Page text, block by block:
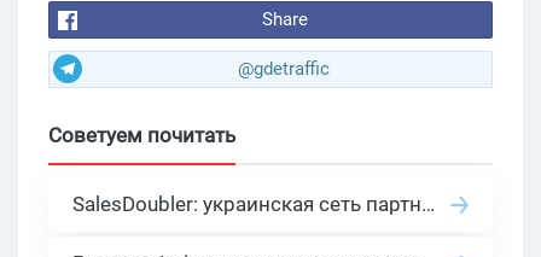
Share
@gdetraffic
Советуем почитать
SalesDoubler: украинская сеть партнерских программ с оплатой за действие